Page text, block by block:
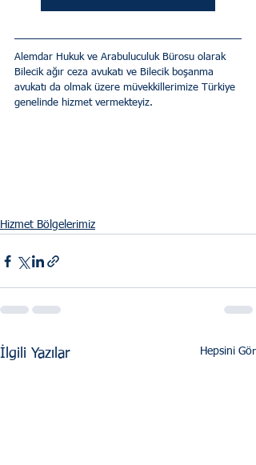
Alemdar Hukuk ve Arabuluculuk Bürosu olarak
Bilecik ağır ceza avukatı ve Bilecik boşanma
avukatı da olmak üzere müvekkillerimize Türkiye
genelinde hizmet vermekteyiz.
Hizmet Bölgelerimiz
İlgili Yazılar Hepsini Gör